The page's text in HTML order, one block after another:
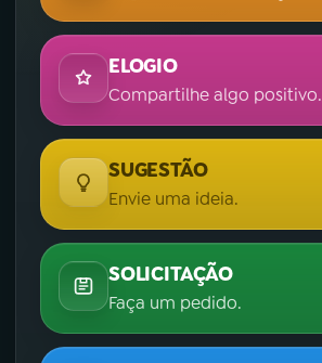
ELOGIO
Compartilhe algo positivo.
SUGESTÃO
Envie uma ideia.
SOLICITAÇÃO
Faça um pedido.